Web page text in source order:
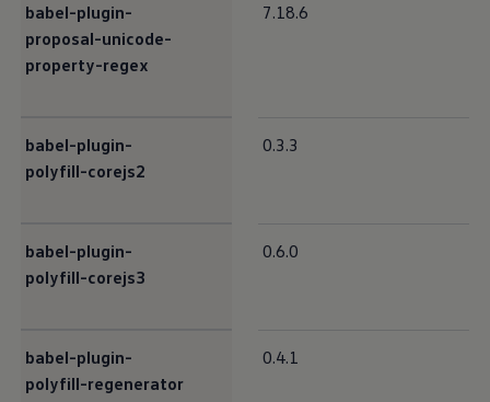
babel-plugin-
proposal-unicode-
property-regex
7.18.6
babel-plugin-
polyfill-corejs2
0.3.3
babel-plugin-
polyfill-corejs3
0.6.0
babel-plugin-
polyfill-regenerator
0.4.1